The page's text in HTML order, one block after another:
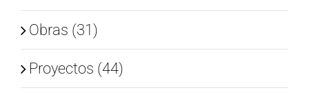
Obras (31)
Proyectos (44)